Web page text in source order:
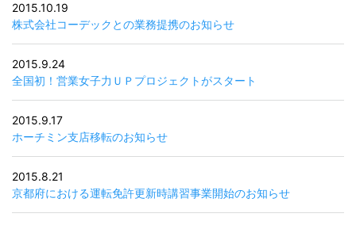
2015.10.19
株式会社コーデックとの業務提携のお知らせ
2015.9.24
全国初！営業女子力ＵＰプロジェクトがスタート
2015.9.17
ホーチミン支店移転のお知らせ
2015.8.21
京都府における運転免許更新時講習事業開始のお知らせ